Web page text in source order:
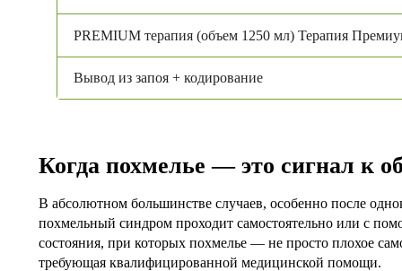
PREMIUM терапия (объем 1250 мл) Терапия
Вывод из запоя + кодирование
Когда похмелье — это сигнал к
В абсолютном большинстве случаев, особенно после
похмельный синдром проходит самостоятельно или с
состояния, при которых похмелье — не просто плохое
требующая квалифицированной медицинской помощи.